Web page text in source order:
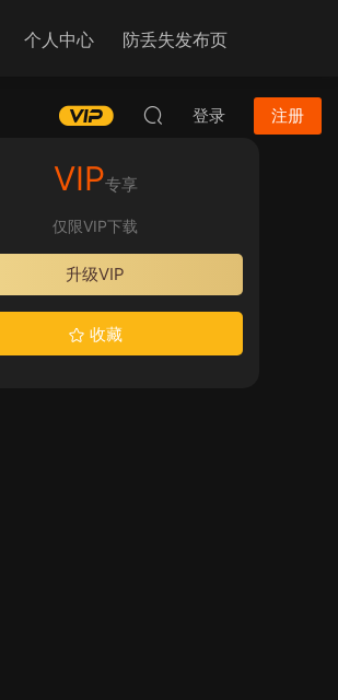
个人中心 防丢失发布页
登录 注册
VIP专享
仅限VIP下载
升级VIP
收藏